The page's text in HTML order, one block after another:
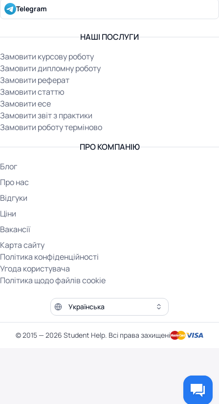
НАШІ ПОСЛУГИ
Замовити курсову роботу
Замовити дипломну роботу
Замовити реферат
Замовити статтю
Замовити есе
Замовити звіт з практики
Замовити роботу терміново
ПРО КОМПАНІЮ
Блог
Про нас
Відгуки
Ціни
Вакансії
Карта сайту
Політика конфіденційності
Угода користувача
Політика щодо файлів cookie
Telegram
Мова сайту
© 2015 — 2026 Student Help. Всі права захищені